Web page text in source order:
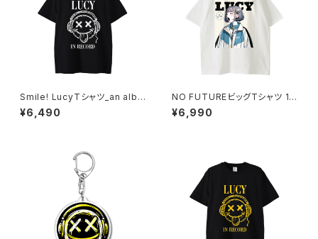
Smile! LucyTシャツ_an albin
o 1014-230221290
¥6,490
NO FUTUREビッグTシャツ 10
14-230221072
¥6,990